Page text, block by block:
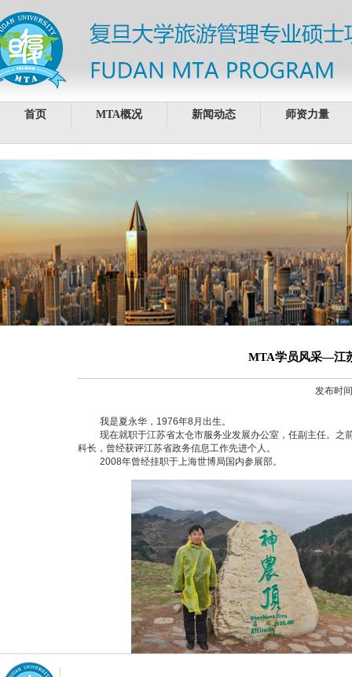
首页 MTA概况 新闻动态 师资力量
MTA学员风采—江
发布时
我是夏永华， 1976年8月出生。
现在就职于江苏省太仓市服务业发展办公室，任副主任。
科长，曾经获评江苏省政务信息工作先进个人。
2008年曾经挂职于上海世博局国内参展部。